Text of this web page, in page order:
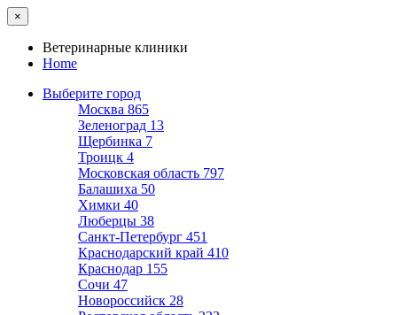
×
Ветеринарные клиники
Home
Выберите город
Москва 865
Зеленоград 13
Щербинка 7
Троицк 4
Московская область 797
Балашиха 50
Химки 40
Люберцы 38
Санкт-Петербург 451
Краснодарский край 410
Краснодар 155
Сочи 47
Новороссийск 28